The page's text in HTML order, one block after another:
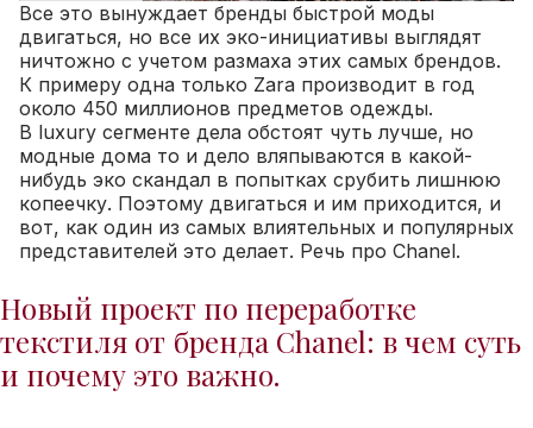
Все это вынуждает бренды быстрой моды
двигаться, но все их эко-инициативы выглядят
ничтожно с учетом размаха этих самых брендов.
К примеру одна только Zara производит в год
около 450 миллионов предметов одежды.
В luxury сегменте дела обстоят чуть лучше, но
модные дома то и дело вляпываются в какой-
нибудь эко скандал в попытках срубить лишнюю
копеечку. Поэтому двигаться и им приходится, и
вот, как один из самых влиятельных и популярных
представителей это делает. Речь про Chanel.
Новый проект по переработке
текстиля от бренда Chanel: в чем суть
и почему это важно.